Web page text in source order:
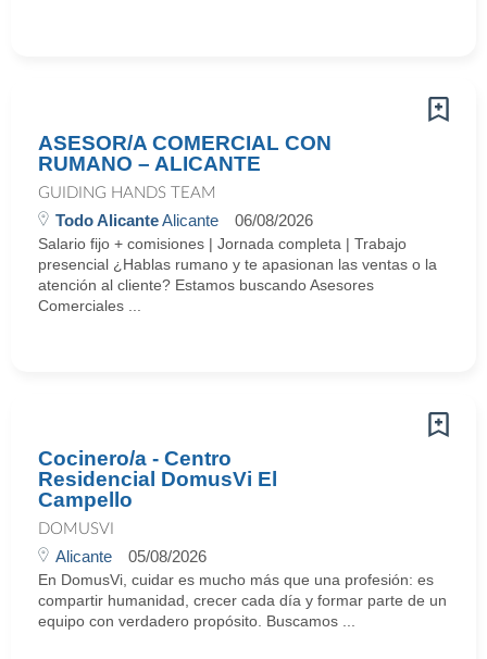
ASESOR/A COMERCIAL CON
RUMANO – ALICANTE
GUIDING HANDS TEAM
Todo AlicanteAlicante 06/08/2026
Salario fijo + comisiones | Jornada completa | Trabajo
presencial ¿Hablas rumano y te apasionan las ventas o la
atención al cliente? Estamos buscando Asesores
Comerciales ...
Cocinero/a - Centro
Residencial DomusVi El
Campello
DOMUSVI
Alicante 05/08/2026
En DomusVi, cuidar es mucho más que una profesión: es
compartir humanidad, crecer cada día y formar parte de un
equipo con verdadero propósito. Buscamos ...